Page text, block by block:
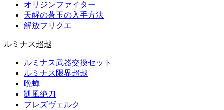
オリジンファイター
天醒の蒼玉の入手方法
解放フリクエ
ルミナス超越
ルミナス武器交換セット
ルミナス限界超越
晩蝉
凱風絶刀
フレズヴェルク